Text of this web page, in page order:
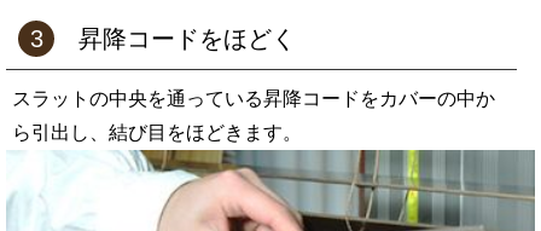
3 昇降コードをほどく
スラットの中央を通っている昇降コードをカバーの中か
ら引出し、結び目をほどきます。